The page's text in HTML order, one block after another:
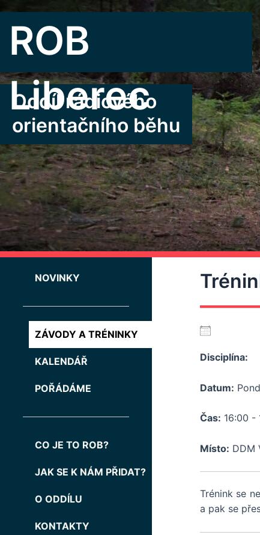
obsah
ROB
Liberec
Oddíl rádiového
orientačního běhu
NOVINKY
ZÁVODY A TRÉNINKY
KALENDÁŘ
POŘÁDÁME
CO JE TO ROB?
JAK SE K NÁM PŘIDAT?
O ODDÍLU
KONTAKTY
Disciplína:
Datum:
Čas: 16:00 -
Místo: DDM
Trénink se
a pak se